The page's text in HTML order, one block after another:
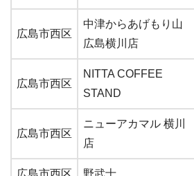
広島市西区
中津からあげもり山
広島横川店
広島市西区
NITTA COFFEE
STAND
広島市西区
ニューアカマル 横川
店
広島市西区 野武士